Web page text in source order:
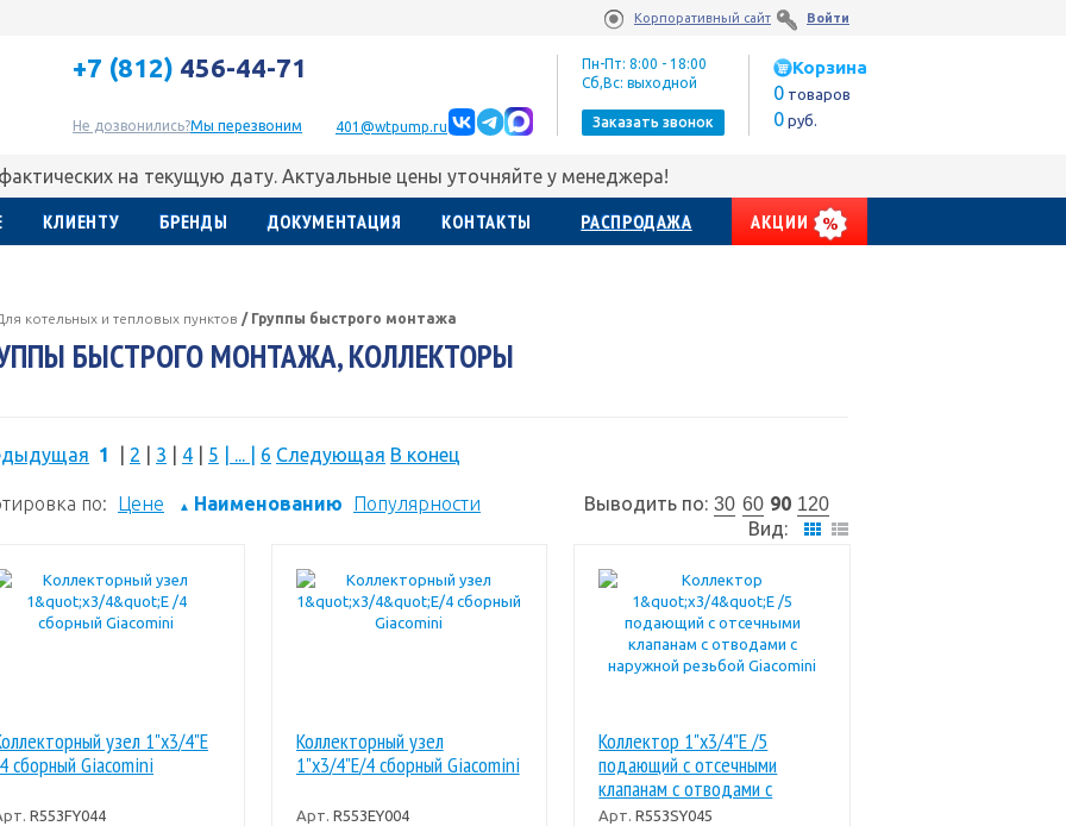
Корпоративный сайт Войти
+7 (812) 456-44-71
Не дозвонились?Мы перезвоним 401@wtpump.ru
Пн-Пт: 8:00 - 18:00
Сб,Вс: выходной
Заказать звонок
Корзина
0 товаров
0 руб.
на текущую дату. Актуальные цены уточняйте у менеджера!
КЛИЕНТУ БРЕНДЫ ДОКУМЕНТАЦИЯ КОНТАКТЫ РАСПРОДАЖА АКЦИИ
котельных и тепловых пунктов / Группы быстрого монтажа
БЫСТРОГО МОНТАЖА, КОЛЛЕКТОРЫ
1 2 3 4 5 ... 6 Следующая В конец
по: Цене ▲ Наименованию Популярности Выводить по: 30 60 90 120
Вид:
узел 1"x3/4"E
сборный Giacomini
R553FY044
Коллекторный узел
1"x3/4"E/4 сборный Giacomini
Арт. R553EY004
Коллектор 1"x3/4"E /5
подающий с отсечными
клапанам с отводами с
наружной резьбой Giacomini
Арт. R553SY045